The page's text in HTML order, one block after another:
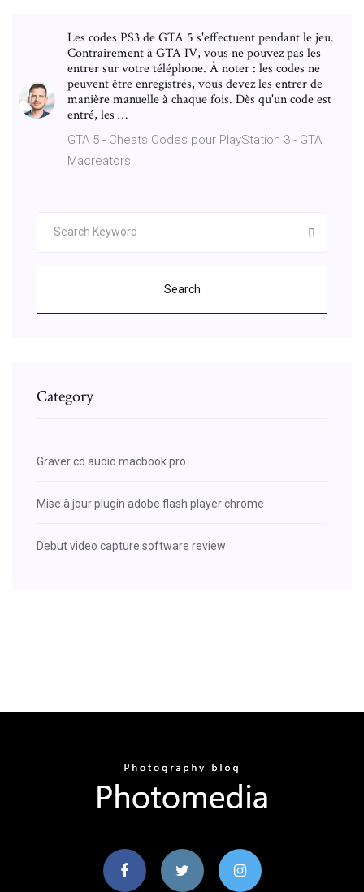
Les codes PS3 de GTA 5 s'effectuent pendant le jeu.
Contrairement à GTA IV, vous ne pouvez pas les
entrer sur votre téléphone. À noter : les codes ne
peuvent être enregistrés, vous devez les entrer de
manière manuelle à chaque fois. Dès qu'un code est
entré, les …
GTA 5 - Cheats Codes pour PlayStation 3 - GTA
Macreators
Search
Category
Graver cd audio macbook pro
Mise à jour plugin adobe flash player chrome
Debut video capture software review